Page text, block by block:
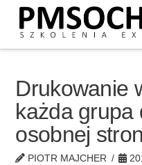
Drukowanie
każda grupa
osobnej
PIOTR MAJCHER